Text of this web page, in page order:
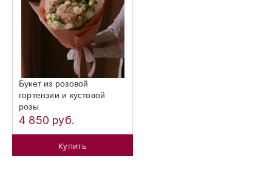
Букет из розовой
гортензии и кустовой
розы
4 850 руб.
Купить